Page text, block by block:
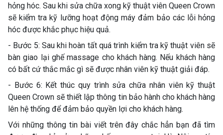
hỏng hóc. Sau khi sửa chữa xong kỹ thuật viên Queen Crown
sẽ kiểm tra kỹ lưỡng hoạt động máy đảm bảo các lỗi hỏng
hóc được khắc phục hiệu quả.
- Bước 5: Sau khi hoàn tất quá trình kiểm tra kỹ thuật viên sẽ
bàn giao lại ghế massage cho khách hàng. Nếu khách hàng
có bất cứ thắc mắc gì sẽ được nhân viên kỹ thuật giải đáp.
- Bước 6: Kết thúc quy trình sửa chữa nhân viên kỹ thuật
Queen Crown sẽ thiết lập thông tin bảo hành cho khách hàng
lên hệ thống để đảm bảo quyền lợi cho khách hàng.
Với những thông tin bài viết trên đây chắc hẳn bạn đã tìm